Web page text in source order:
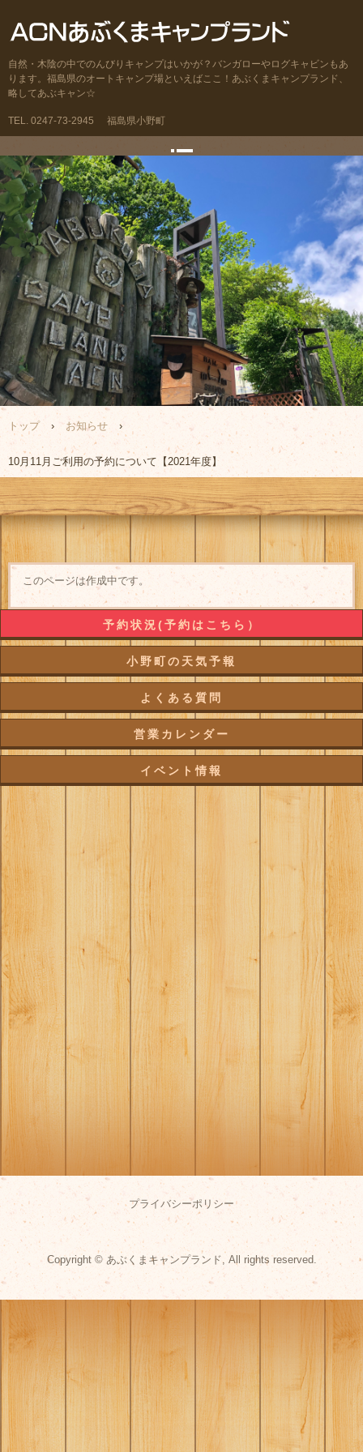
自然・木陰の中でのんびりキャンプはいかが？バンガローやログキャビンもあ
ります。福島県のオートキャンプ場といえばここ！あぶくまキャンプランド、
略してあぶキャン☆
TEL. 0247-73-2945 福島県小野町
トップ › お知らせ ›
10月11月ご利用の予約について【2021年度】
このページは作成中です。
予約状況(予約はこちら）
小野町の天気予報
よくある質問
営業カレンダー
イベント情報
プライバシーポリシー
Copyright © あぶくまキャンプランド, All rights reserved.